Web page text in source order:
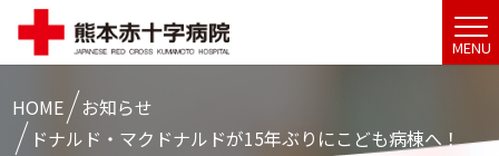
MENU
HOME
お知らせ
ドナルド・マクドナルドが15年ぶりにこども病棟へ！